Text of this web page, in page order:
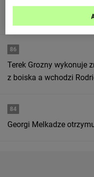
Nizhny Novgorod
schodzi z boiska a
86
Terek Grozny wykonuje
z boiska a wchodzi
84
Georgi Melkadze